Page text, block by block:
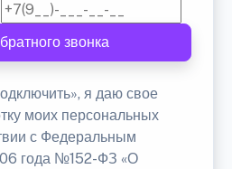
звонка
я даю свое
моих персональных
с Федеральным
года №152-ФЗ «О